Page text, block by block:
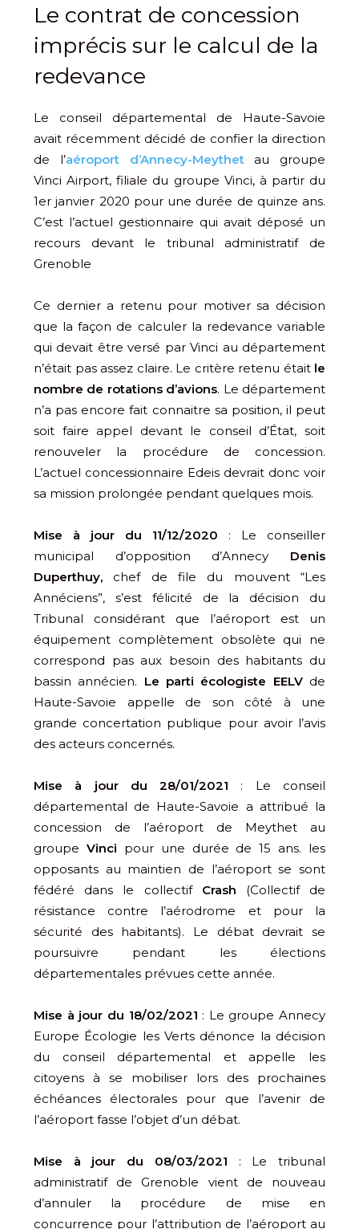
Le contrat de concession
imprécis sur le calcul de la
redevance
Le conseil départemental de Haute-Savoie
avait récemment décidé de confier la direction
de l’aéroport d’Annecy-Meythetau groupe
Vinci Airport, filiale du groupe Vinci, à partir du
1er janvier 2020 pour une durée de quinze ans.
C’est l’actuel gestionnaire qui avait déposé un
recours devant le tribunal administratif de
Grenoble
Ce dernier a retenu pour motiver sa décision
que la façon de calculer la redevance variable
qui devait être versé par Vinci au département
n’était pas assez claire. Le critère retenu était le
nombre de rotations d’avions. Le département
n’a pas encore fait connaitre sa position, il peut
soit faire appel devant le conseil d’État, soit
renouveler la procédure de concession.
L’actuel concessionnaire Edeis devrait donc voir
sa mission prolongée pendant quelques mois.
Mise à jour du 11/12/2020 : Le conseiller
municipal d’opposition d’Annecy Denis
Duperthuy, chef de file du mouvent “Les
Annéciens”, s’est félicité de la décision du
Tribunal considérant que l’aéroport est un
équipement complètement obsolète qui ne
correspond pas aux besoin des habitants du
bassin annécien. Le parti écologiste EELVde
Haute-Savoie appelle de son côté à une
grande concertation publique pour avoir l’avis
des acteurs concernés.
Mise à jour du 28/01/2021 : Le conseil
départemental de Haute-Savoie a attribué la
concession de l’aéroport de Meythet au
groupe Vinci pour une durée de 15 ans. les
opposants au maintien de l’aéroport se sont
fédéré dans le collectif Crash (Collectif de
résistance contre l’aérodrome et pour la
sécurité des habitants). Le débat devrait se
poursuivre pendant les élections
départementales prévues cette année.
Mise à jour du 18/02/2021 : Le groupe Annecy
Europe Écologie les Verts dénonce la décision
du conseil départemental et appelle les
citoyens à se mobiliser lors des prochaines
échéances électorales pour que l’avenir de
l’aéroport fasse l’objet d’un débat.
Mise à jour du 08/03/2021 : Le tribunal
administratif de Grenoble vient de nouveau
d’annuler la procédure de mise en
concurrence pour l’attribution de l’aéroport au